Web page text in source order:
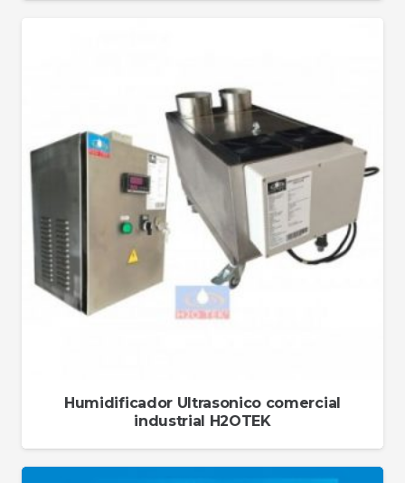
Humidificador Ultrasonico comercial
industrial H2OTEK